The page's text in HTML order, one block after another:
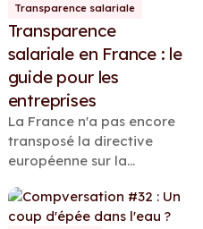
obligatoire dès 2026.
Transparence salariale
Transparence
salariale en France : le
guide pour les
entreprises
La France n'a pas encore
transposé la directive
européenne sur la
mais un projet de loi
publié en juin 2026 donne